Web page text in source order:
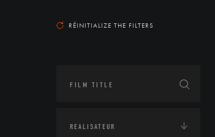
RÉINITIALIZE THE FILTERS